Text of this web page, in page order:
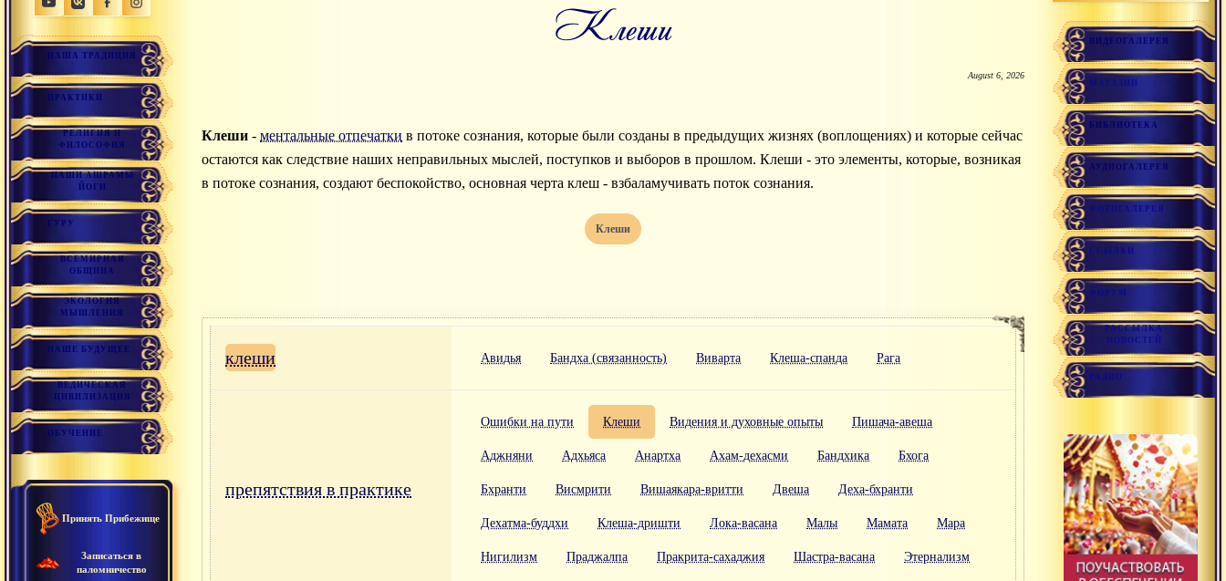
НАША ТРАДИЦИЯ
ПРАКТИКИ
РЕЛИГИЯ И
ФИЛОСОФИЯ
НАШИ АШРАМЫ
ЙОГИ
ГУРУ
ВСЕМИРНАЯ
ОБЩИНА
ЭКОЛОГИЯ
МЫШЛЕНИЯ
НАШЕ БУДУЩЕЕ
ВЕДИЧЕСКАЯ
ЦИВИЛИЗАЦИЯ
ОБУЧЕНИЕ
Принять Прибежище
Записаться в
паломничество
клеши
August 6, 2026
Клеши - ментальные отпечатки в потоке сознания, которые были созданы в предыдущих жизнях (воплощениях) и которые сейчас
остаются как следствие наших неправильных мыслей, поступков и выборов в прошлом. Клеши - это элементы, которые, возникая
в потоке сознания, создают беспокойство, основная черта клеш - взбаламучивать поток сознания.
Клеши
клеши Авидья Бандха (связанность) Виварта Клеша-спанда Рага
препятствия в практике
Ошибки на пути Клеши Видения и духовные опыты Пишача-авеша
Аджняни Адхьяса Анартха Ахам-дехасми Бандхика Бхога
Бхранти Висмрити Вишаякара-вритти Двеша Деха-бхранти
Дехатма-буддхи Клеша-дришти Лока-васана Малы Мамата Мара
Нигилизм Праджалпа Пракрита-сахаджия Шастра-васана Этернализм
ВИДЕОГАЛЕРЕЯ
МАГАЗИН
БИБЛИОТЕКА
АУДИОГАЛЕРЕЯ
ФОТОГАЛЕРЕЯ
ССЫЛКИ
ФОРУМ
РАССЫЛКА
НОВОСТЕЙ
РАДИО